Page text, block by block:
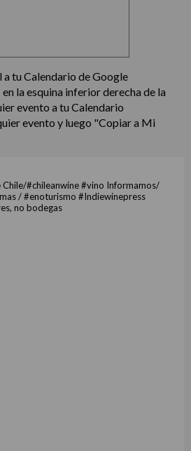
a tu Calendario de Google
en la esquina inferior derecha de la
evento a tu Calendario
evento y luego "Copiar a Mi
Chile/#chileanwine #vino Informamos/
/ #enoturismo #Indiewinepress
no bodegas